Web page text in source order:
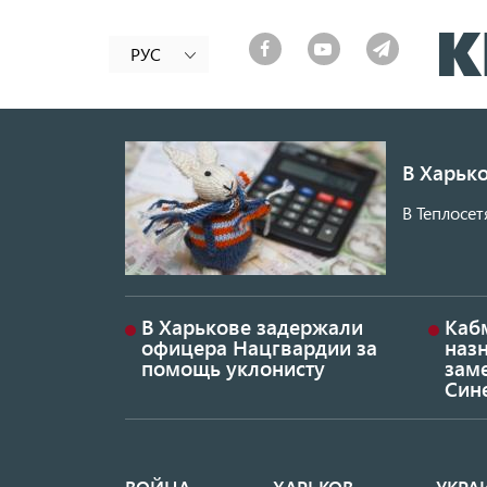
РУС
В
В
В Харькове задержали
офицера Нацгвардии за
помощь уклонисту